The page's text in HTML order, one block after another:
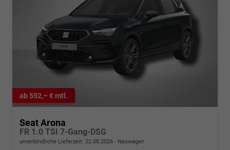
ab 552,– € mtl.
Seat Arona
FR 1.0 TSI 7-Gang-DSG
unverbindliche Lieferzeit: 22.08.2026 Neuwagen